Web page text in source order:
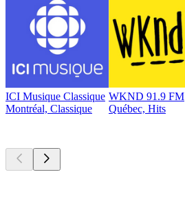
ICI Musique Classique
Montréal, Classique
WKND 91.9 FM
Québec, Hits